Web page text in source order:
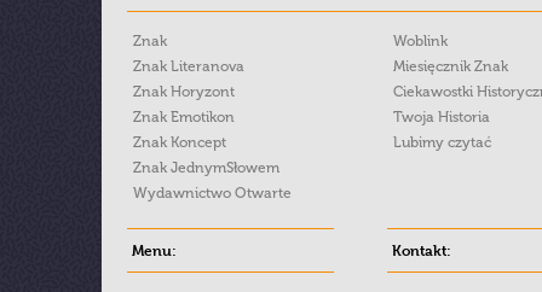
Znak
Znak Literanova
Znak Horyzont
Znak Emotikon
Znak Koncept
Znak JednymSłowem
Wydawnictwo Otwarte
Woblink
Miesięcznik Znak
Ciekawostki
Twoja Historia
Lubimy czytać
Menu: Kontakt: